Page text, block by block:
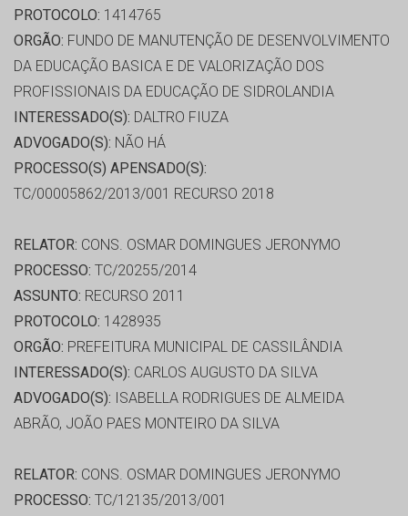
PROTOCOLO: 1414765
ORGÃO: FUNDO DE MANUTENÇÃO DE DESENVOLVIMENTO
DA EDUCAÇÃO BASICA E DE VALORIZAÇÃO DOS
PROFISSIONAIS DA EDUCAÇÃO DE SIDROLANDIA
INTERESSADO(S): DALTRO FIUZA
ADVOGADO(S): NÃO HÁ
PROCESSO(S) APENSADO(S):
TC/00005862/2013/001 RECURSO 2018
RELATOR: CONS. OSMAR DOMINGUES JERONYMO
PROCESSO: TC/20255/2014
ASSUNTO: RECURSO 2011
PROTOCOLO: 1428935
ORGÃO: PREFEITURA MUNICIPAL DE CASSILÂNDIA
INTERESSADO(S): CARLOS AUGUSTO DA SILVA
ADVOGADO(S): ISABELLA RODRIGUES DE ALMEIDA
ABRÃO, JOÃO PAES MONTEIRO DA SILVA
RELATOR: CONS. OSMAR DOMINGUES JERONYMO
PROCESSO: TC/12135/2013/001